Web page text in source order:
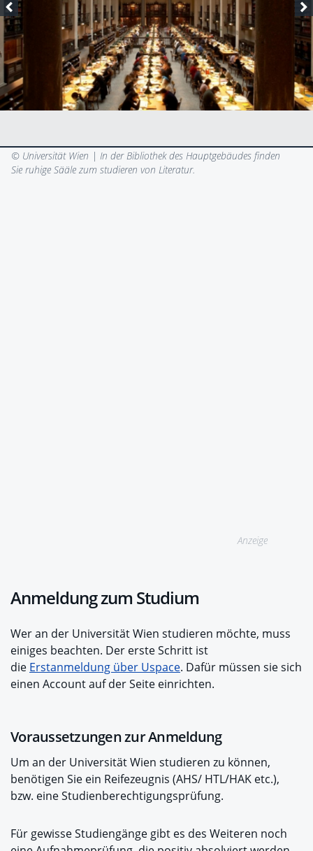
© Universität Wien | In der Bibliothek des Hauptgebäudes finden
Sie ruhige Sääle zum studieren von Literatur.
Anzeige
Anmeldung zum Studium
Wer an der Universität Wien studieren möchte, muss
einiges beachten. Der erste Schritt ist
die Erstanmeldung über Uspace. Dafür müssen sie sich
einen Account auf der Seite einrichten.
Voraussetzungen zur Anmeldung
Um an der Universität Wien studieren zu können,
benötigen Sie ein Reifezeugnis (AHS/ HTL/HAK etc.),
bzw. eine Studienberechtigungsprüfung.
Für gewisse Studiengänge gibt es des Weiteren noch